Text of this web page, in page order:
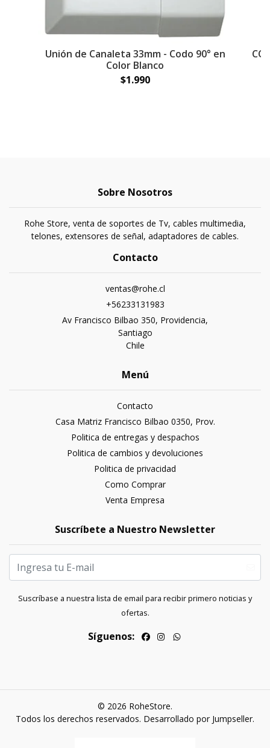
Unión de Canaleta 33mm - Codo 90° en
Color Blanco
$1.990
Sobre Nosotros
Rohe Store, venta de soportes de Tv, cables multimedia,
telones, extensores de señal, adaptadores de cables.
Contacto
ventas@rohe.cl
+56233131983
Av Francisco Bilbao 350, Providencia,
Santiago
Chile
Menú
Contacto
Casa Matriz Francisco Bilbao 0350, Prov.
Politica de entregas y despachos
Politica de cambios y devoluciones
Politica de privacidad
Como Comprar
Venta Empresa
Suscríbete a Nuestro Newsletter
Suscríbase a nuestra lista de email para recibir primero noticias y
ofertas.
Síguenos:
© 2026 RoheStore.
Todos los derechos reservados. Desarrollado por Jumpseller.